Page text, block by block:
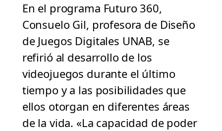
En el programa Futuro 360,
Consuelo Gil, profesora de Diseño
de Juegos Digitales UNAB, se
refirió al desarrollo de los
videojuegos durante el último
tiempo y a las posibilidades que
ellos otorgan en diferentes áreas
de la vida. «La capacidad de poder